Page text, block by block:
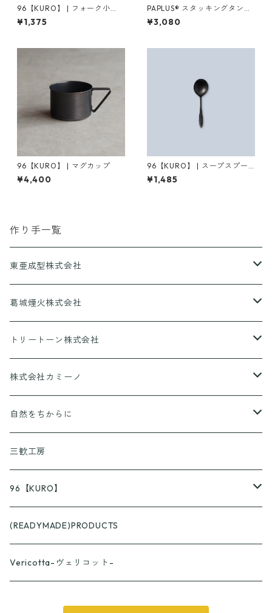
96【KURO】 | フォーク小
（つやつや/ざらざら）
¥1,375
PAPLUS® スタッキングタンブ
ラー【2個セット】
¥3,080
96【KURO】 | マグカップ
¥4,400
96【KURO】 | スープスプー
ン（つやつや/ざらざら）
¥1,485
作り手一覧
東亜成型株式会社
グリルQ
葛城煙火株式会社
CANPING HANABI
トリートーン株式会社
香りとあそぼ♪
京ころん
株式会社カミーノ
PAPLUS
自然をちからに
KUSURASHI
三歓工房
96【KURO】
つやつや
スプーン
ざらざら
(READYMADE)PRODUCTS
Vericotta-ヴェリコット-